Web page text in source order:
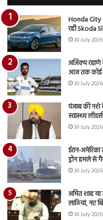
Honda City
रही Skoda
30 July
अजिंक्य रहाणे
आज तक कोई
30 July
पंजाब की नशे
स्वास्थ्य
30 July
ईरान-
ड्रोन हमले से
30 July
अमित शाह
लाठियां, नए
30 July